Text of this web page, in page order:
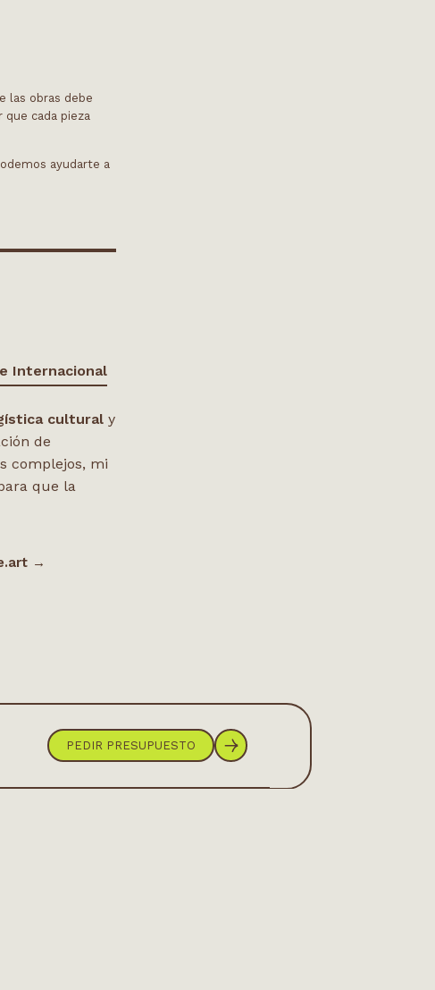
las obras debe
que cada pieza
ayudarte a
Internacional
cultural y
de
complejos, mi
que la
→
PEDIR PRESUPUESTO